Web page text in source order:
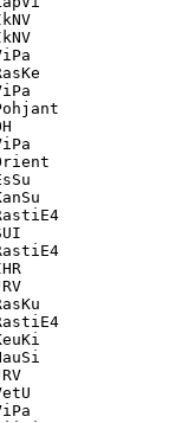
ViPa
RasKe
SUI
JRV